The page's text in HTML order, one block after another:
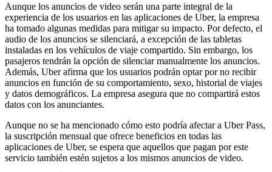
Aunque los anuncios de video serán una parte integral de la
experiencia de los usuarios en las aplicaciones de Uber, la empresa
ha tomado algunas medidas para mitigar su impacto. Por defecto, el
audio de los anuncios se silenciará, a excepción de las tabletas
instaladas en los vehículos de viaje compartido. Sin embargo, los
pasajeros tendrán la opción de silenciar manualmente los anuncios.
Además, Uber afirma que los usuarios podrán optar por no recibir
anuncios en función de su comportamiento, sexo, historial de viajes
y datos demográficos. La empresa asegura que no compartirá estos
datos con los anunciantes.
Aunque no se ha mencionado cómo esto podría afectar a Uber Pass,
la suscripción mensual que ofrece beneficios en todas las
aplicaciones de Uber, se espera que aquellos que pagan por este
servicio también estén sujetos a los mismos anuncios de video.